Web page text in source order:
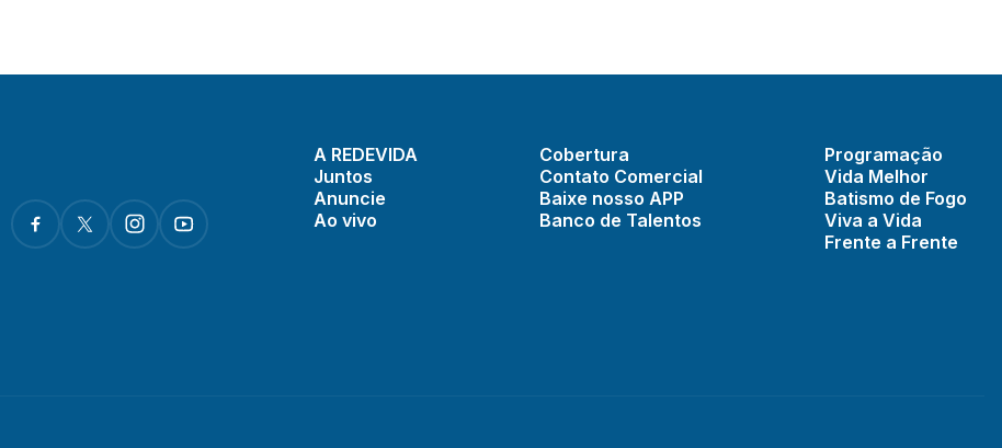
A REDEVIDA
Juntos
Anuncie
Ao vivo
Cobertura
Contato Comercial
Baixe nosso APP
Banco de Talentos
Programação
Vida Melhor
Batismo de Fogo
Viva a Vida
Frente a Frente